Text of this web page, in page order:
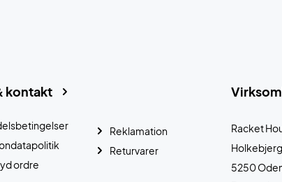
Racket
5250
kontakt
ordre
Reklamation
Returvarer